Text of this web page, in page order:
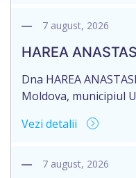
Certificatului de
Larisa Dogotari, cu
str.Ștefan cel Mare,
7 august, 2026
HAREA
Dna HAREA
Moldova, municipiul
domiciliat în
originalului:
Vezi detalii
7 august, 2026